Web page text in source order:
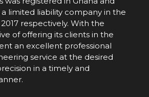
a limited liability company in the
respectively. With the
of offering its clients in the
an excellent professional
service at the desired
in a timely and